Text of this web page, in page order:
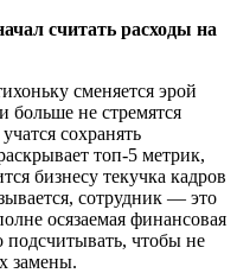
считать расходы на
сменяется эрой
не стремятся
сохранять
топ-5 метрик,
бизнесу текучка кадров
сотрудник — это
осязаемая финансовая
чтобы не
замены.